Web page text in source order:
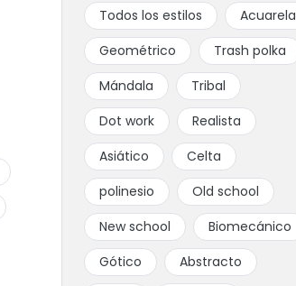
Todos los estilos
Acuarela
Geométrico
Trash polka
Mándala
Tribal
Dot work
Realista
Asiático
Celta
polinesio
Old school
New school
Biomecánico
Gótico
Abstracto